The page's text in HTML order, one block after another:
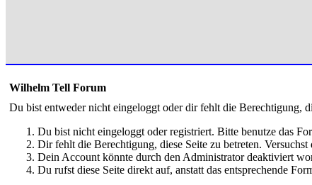
Wilhelm Tell Forum
Du bist entweder nicht eingeloggt oder dir fehlt die Berechtigung,
Du bist nicht eingeloggt oder registriert. Bitte benutze das
Dir fehlt die Berechtigung, diese Seite zu betreten.
Dein Account könnte durch den Administrator deaktiviert
Du rufst diese Seite direkt auf, anstatt das entsprechende